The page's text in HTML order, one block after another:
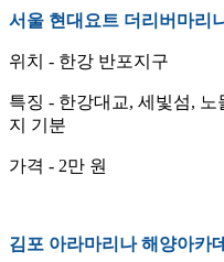
서울 현대요트 더리버마리
위치 - 한강 반포지구
특징 - 한강대교, 세빛섬,
지 기분
가격 - 2만 원
김포 아라마리나 해양아카